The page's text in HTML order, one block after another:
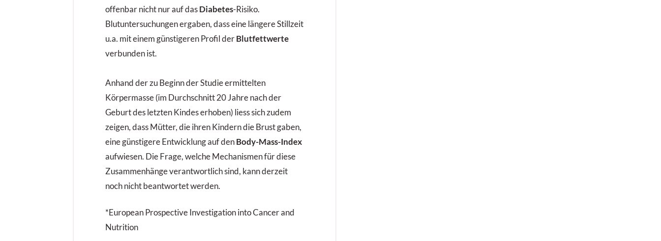
offenbar nicht nur auf das Diabetes-Risiko.
Blutuntersuchungen ergaben, dass eine längere Stillzeit
u.a. mit einem günstigeren Profil der Blutfettwerte
verbunden ist.
Anhand der zu Beginn der Studie ermittelten
Körpermasse (im Durchschnitt 20 Jahre nach der
Geburt des letzten Kindes erhoben) liess sich zudem
zeigen, dass Mütter, die ihren Kindern die Brust gaben,
eine günstigere Entwicklung auf den Body-Mass-Index
aufwiesen. Die Frage, welche Mechanismen für diese
Zusammenhänge verantwortlich sind, kann derzeit
noch nicht beantwortet werden.
*European Prospective Investigation into Cancer and
Nutrition